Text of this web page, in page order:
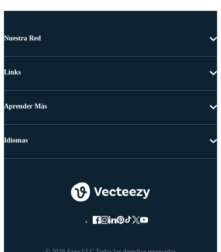
Nuestra Red
Links
Aprender Más
Idiomas